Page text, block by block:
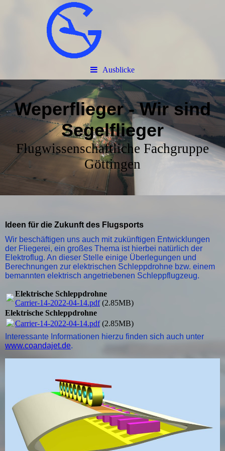
Ausblicke
Weperflieger - Wir sind
Segelflieger
Flugwissenschaftliche Fachgruppe
Göttingen
Ideen für die Zukunft des Flugsports
Wir beschäftigen uns auch mit zukünftigen Entwicklungen
der Fliegerei, ein großes Thema ist hierbei natürlich der
Elektroflug. An dieser Stelle einige Überlegungen und
Berechnungen zur elektrischen Schleppdrohne bzw. einem
bemannten elektrisch angetriebenen Schleppflugzeug.
Elektrische Schleppdrohne
Carrier-14-2022-04-14.pdf(2.85MB)
Elektrische Schleppdrohne
Carrier-14-2022-04-14.pdf(2.85MB)
Interessante Informationen hierzu finden sich auch unter
www.coandajet.de.